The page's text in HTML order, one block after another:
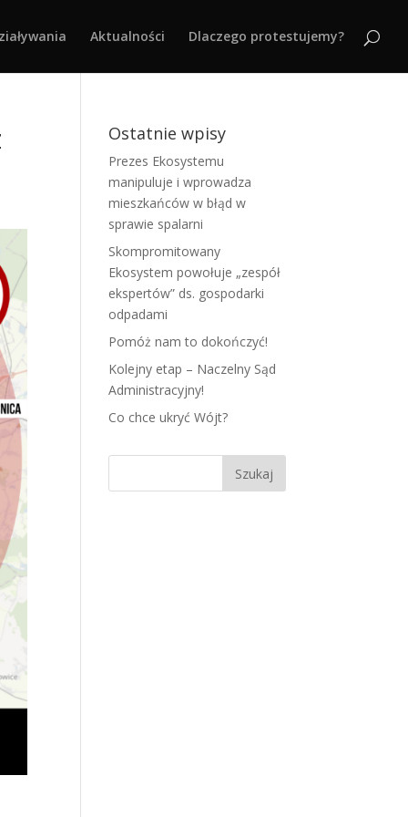
Aktualności Dlaczego protestujemy?
Ostatnie wpisy
Prezes Ekosystemu
manipuluje i wprowadza
mieszkańców w błąd w
sprawie spalarni
Skompromitowany
Ekosystem powołuje „zespół
ekspertów” ds. gospodarki
odpadami
Pomóż nam to dokończyć!
Kolejny etap – Naczelny Sąd
Administracyjny!
Co chce ukryć Wójt?